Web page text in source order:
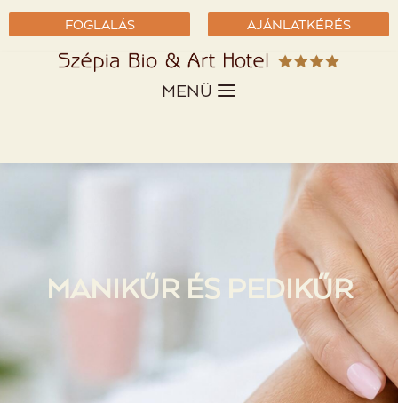
FOGLALÁS AJÁNLATKÉRÉS
MENÜ
MANIKŰR ÉS PEDIKŰR